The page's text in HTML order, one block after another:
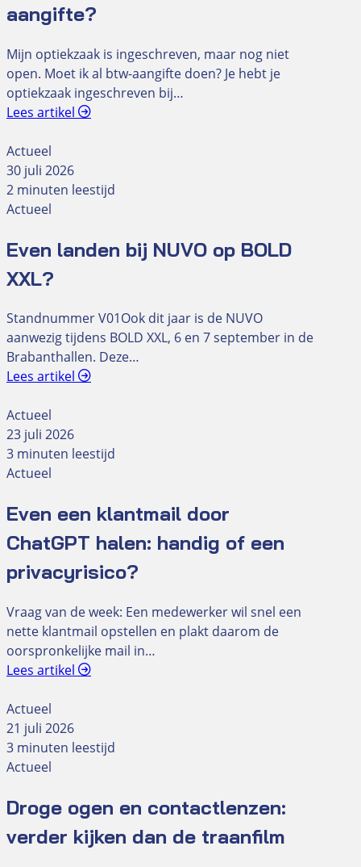
aangifte?
Mijn optiekzaak is ingeschreven, maar nog niet
open. Moet ik al btw-aangifte doen? Je hebt je
optiekzaak ingeschreven bij…
Lees artikel
Actueel
30 juli 2026
2 minuten leestijd
Actueel
Even landen bij NUVO op BOLD
XXL?
Standnummer V01Ook dit jaar is de NUVO
aanwezig tijdens BOLD XXL, 6 en 7 september in de
Brabanthallen. Deze…
Lees artikel
Actueel
23 juli 2026
3 minuten leestijd
Actueel
Even een klantmail door
ChatGPT halen: handig of een
privacyrisico?
Vraag van de week: Een medewerker wil snel een
nette klantmail opstellen en plakt daarom de
oorspronkelijke mail in…
Lees artikel
Actueel
21 juli 2026
3 minuten leestijd
Actueel
Droge ogen en contactlenzen:
verder kijken dan de traanfilm